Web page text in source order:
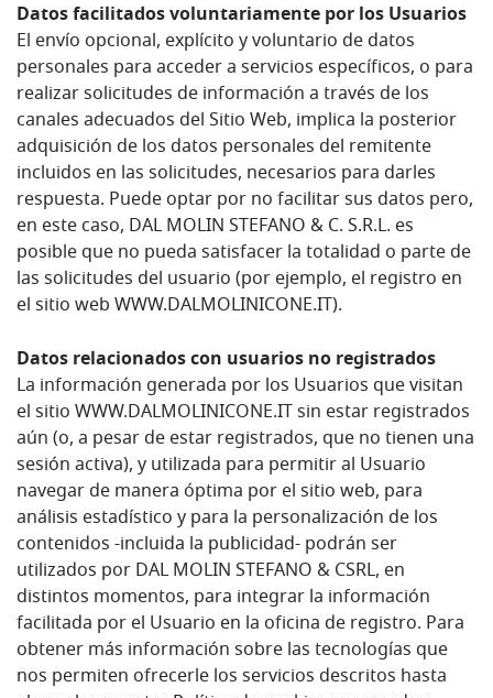
Datos facilitados voluntariamente por los Usuarios
El envío opcional, explícito y voluntario de datos
personales para acceder a servicios específicos, o para
realizar solicitudes de información a través de los
canales adecuados del Sitio Web, implica la posterior
adquisición de los datos personales del remitente
incluidos en las solicitudes, necesarios para darles
respuesta. Puede optar por no facilitar sus datos pero,
en este caso, DAL MOLIN STEFANO & C. S.R.L. es
posible que no pueda satisfacer la totalidad o parte de
las solicitudes del usuario (por ejemplo, el registro en
el sitio web WWW.DALMOLINICONE.IT).
Datos relacionados con usuarios no registrados
La información generada por los Usuarios que visitan
el sitio WWW.DALMOLINICONE.IT sin estar registrados
aún (o, a pesar de estar registrados, que no tienen una
sesión activa), y utilizada para permitir al Usuario
navegar de manera óptima por el sitio web, para
análisis estadístico y para la personalización de los
contenidos -incluida la publicidad- podrán ser
utilizados por DAL MOLIN STEFANO & CSRL, en
distintos momentos, para integrar la información
facilitada por el Usuario en la oficina de registro. Para
obtener más información sobre las tecnologías que
nos permiten ofrecerle los servicios descritos hasta